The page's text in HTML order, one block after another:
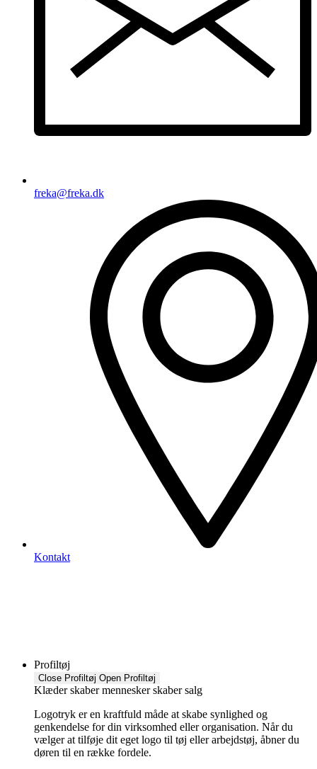
freka@freka.dk
Kontakt
Profiltøj
Close Profiltøj Open Profiltøj
Klæder skaber mennesker skaber salg
Logotryk er en kraftfuld måde at skabe synlighed og
genkendelse for din virksomhed eller organisation. Når du
vælger at tilføje dit eget logo til tøj eller arbejdstøj, åbner du
døren til en række fordele.